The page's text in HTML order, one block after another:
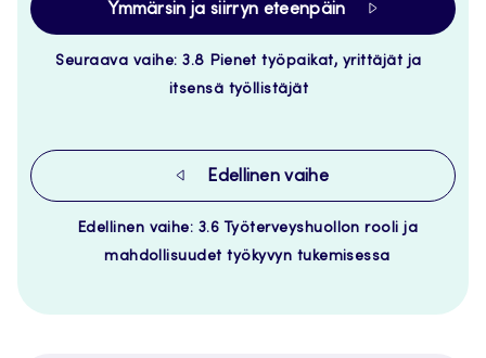
Ymmärsin ja siirryn eteenpäin
Seuraava vaihe: 3.8 Pienet työpaikat, yrittäjät ja
itsensä työllistäjät
Edellinen vaihe
Edellinen vaihe: 3.6 Työterveyshuollon rooli ja
mahdollisuudet työkyvyn tukemisessa